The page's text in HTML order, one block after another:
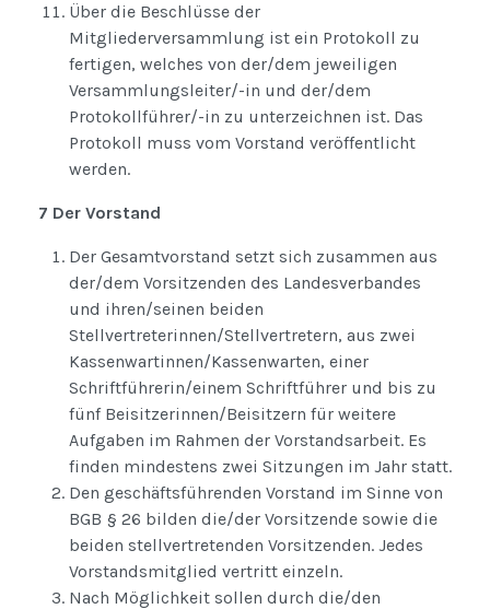
Über die Beschlüsse der
Mitgliederversammlung ist ein Protokoll zu
fertigen, welches von der/dem jeweiligen
Versammlungsleiter/-in und der/dem
Protokollführer/-in zu unterzeichnen ist. Das
Protokoll muss vom Vorstand veröffentlicht
werden.
7 Der Vorstand
Der Gesamtvorstand setzt sich zusammen aus
der/dem Vorsitzenden des Landesverbandes
und ihren/seinen beiden
Stellvertreterinnen/Stellvertretern, aus zwei
Kassenwartinnen/Kassenwarten, einer
Schriftführerin/einem Schriftführer und bis zu
fünf Beisitzerinnen/Beisitzern für weitere
Aufgaben im Rahmen der Vorstandsarbeit. Es
finden mindestens zwei Sitzungen im Jahr statt.
Den geschäftsführenden Vorstand im Sinne von
BGB § 26 bilden die/der Vorsitzende sowie die
beiden stellvertretenden Vorsitzenden. Jedes
Vorstandsmitglied vertritt einzeln.
Nach Möglichkeit sollen durch die/den